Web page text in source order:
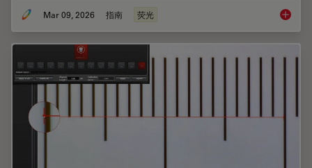
Mar 09, 2026 指南 荧光 显微镜